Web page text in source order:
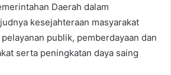
Daerah dalam
kesejahteraan masyarakat
publik, pemberdayaan dan
serta peningkatan daya saing